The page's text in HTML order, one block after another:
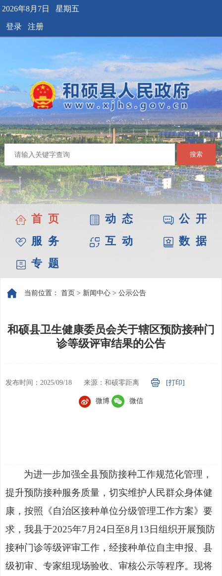
2026年8月7日 星期五
登录 注册
搜索
首 页 动 态
公 开
服 务
互 动
数 据
专 题
当前位置： 首页 > 新闻中心 > 公示公告
和硕县卫生健康委员会关于辖区预防接种门
诊等级评审结果的公告
发布时间：2025/09/18 来源：和硕零距离 [打印]
微博 微信
为进一步加强全县预防接种工作规范化管理，
提升预防接种服务质量，切实维护人民群众身体健
康，按照《自治区接种单位分级管理工作方案》要
求 ，我县于2025年7月24日至8月13日组织开展预防
接种门诊等级评审工作，经接种单位自主申报、县
级初审、专家组现场验收、审核公示等程序。现将